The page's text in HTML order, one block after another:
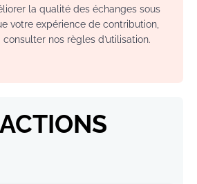
la qualité des échanges sous
votre expérience de contribution,
consulter nos règles d’utilisation.